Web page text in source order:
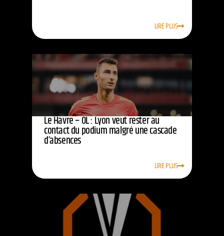
LIRE PLUS
Le Havre – OL : Lyon veut rester au
contact du podium malgré une cascade
d’absences
LIRE PLUS